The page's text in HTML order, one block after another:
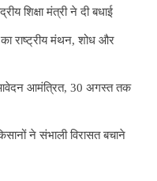
शिक्षा मंत्री ने दी बधाई
राष्ट्रीय मंथन, शोध और
आवेदन आमंत्रित, 30 अगस्त तक
ने संभाली विरासत बचाने